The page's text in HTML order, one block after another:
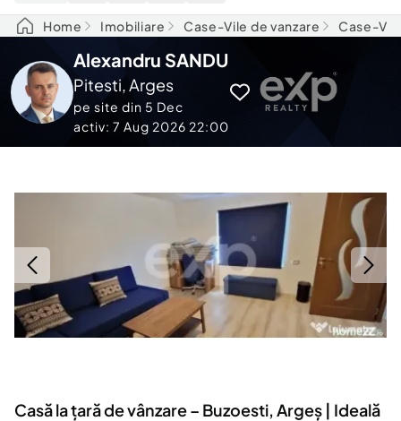
Imobiliare
Electronice si electrocasnice
Casa si gradina
Piese auto
Mama si copilul
Moda si frumusete
Animale de companie
Afaceri și echipamente profesionale
Inchiriere Bunuri si Vehicule
Autoturisme
Anvelope si Jante
Alege dupa sezon
Scutere - ATV - UTV
Autoutilitare
Ambarcatiuni
Motociclete
Utilaje agricole si industriale
Piese auto si accesorii
Dacia Duster
Home Imobiliare Case-Vile de vanzare Case-
Alexandru SANDU
Pitesti,Arges
pe site din 5 Dec
activ: 7 Aug 2026 22:00
Casă la țară de vânzare – Buzoesti, Argeș | Ideală